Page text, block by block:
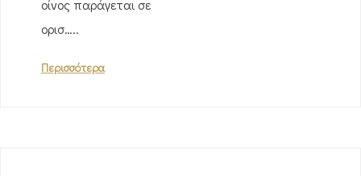
οίνος παράγεται σε
ορισ…..
Περισσότερα